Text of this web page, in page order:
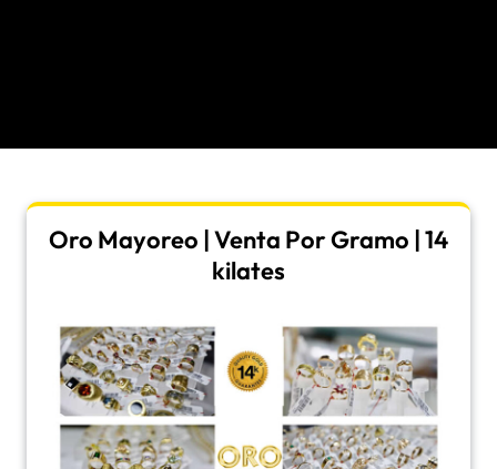
Oro Mayoreo | Venta Por Gramo | 14
kilates